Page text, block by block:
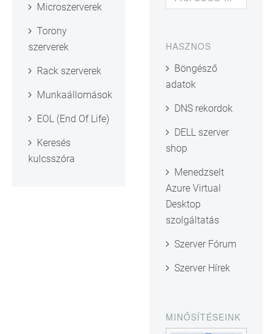
Microszerverek
Torony
szerverek
Rack szerverek
Munkaállomások
EOL (End Of Life)
Keresés
kulcsszóra
HASZNOS
Böngésző
adatok
DNS rekordok
DELL szerver
shop
Menedzselt
Azure Virtual
Desktop
szolgáltatás
Szerver Fórum
Szerver Hírek
MINŐSÍTÉSEINK